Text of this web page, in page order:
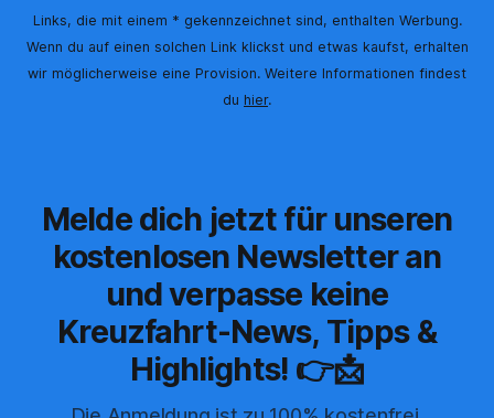
Links, die mit einem * gekennzeichnet sind, enthalten Werbung.
Wenn du auf einen solchen Link klickst und etwas kaufst, erhalten
wir möglicherweise eine Provision. Weitere Informationen findest
du hier.
Melde dich jetzt für unseren
kostenlosen Newsletter an
und verpasse keine
Kreuzfahrt-News, Tipps &
Highlights! 👉📩